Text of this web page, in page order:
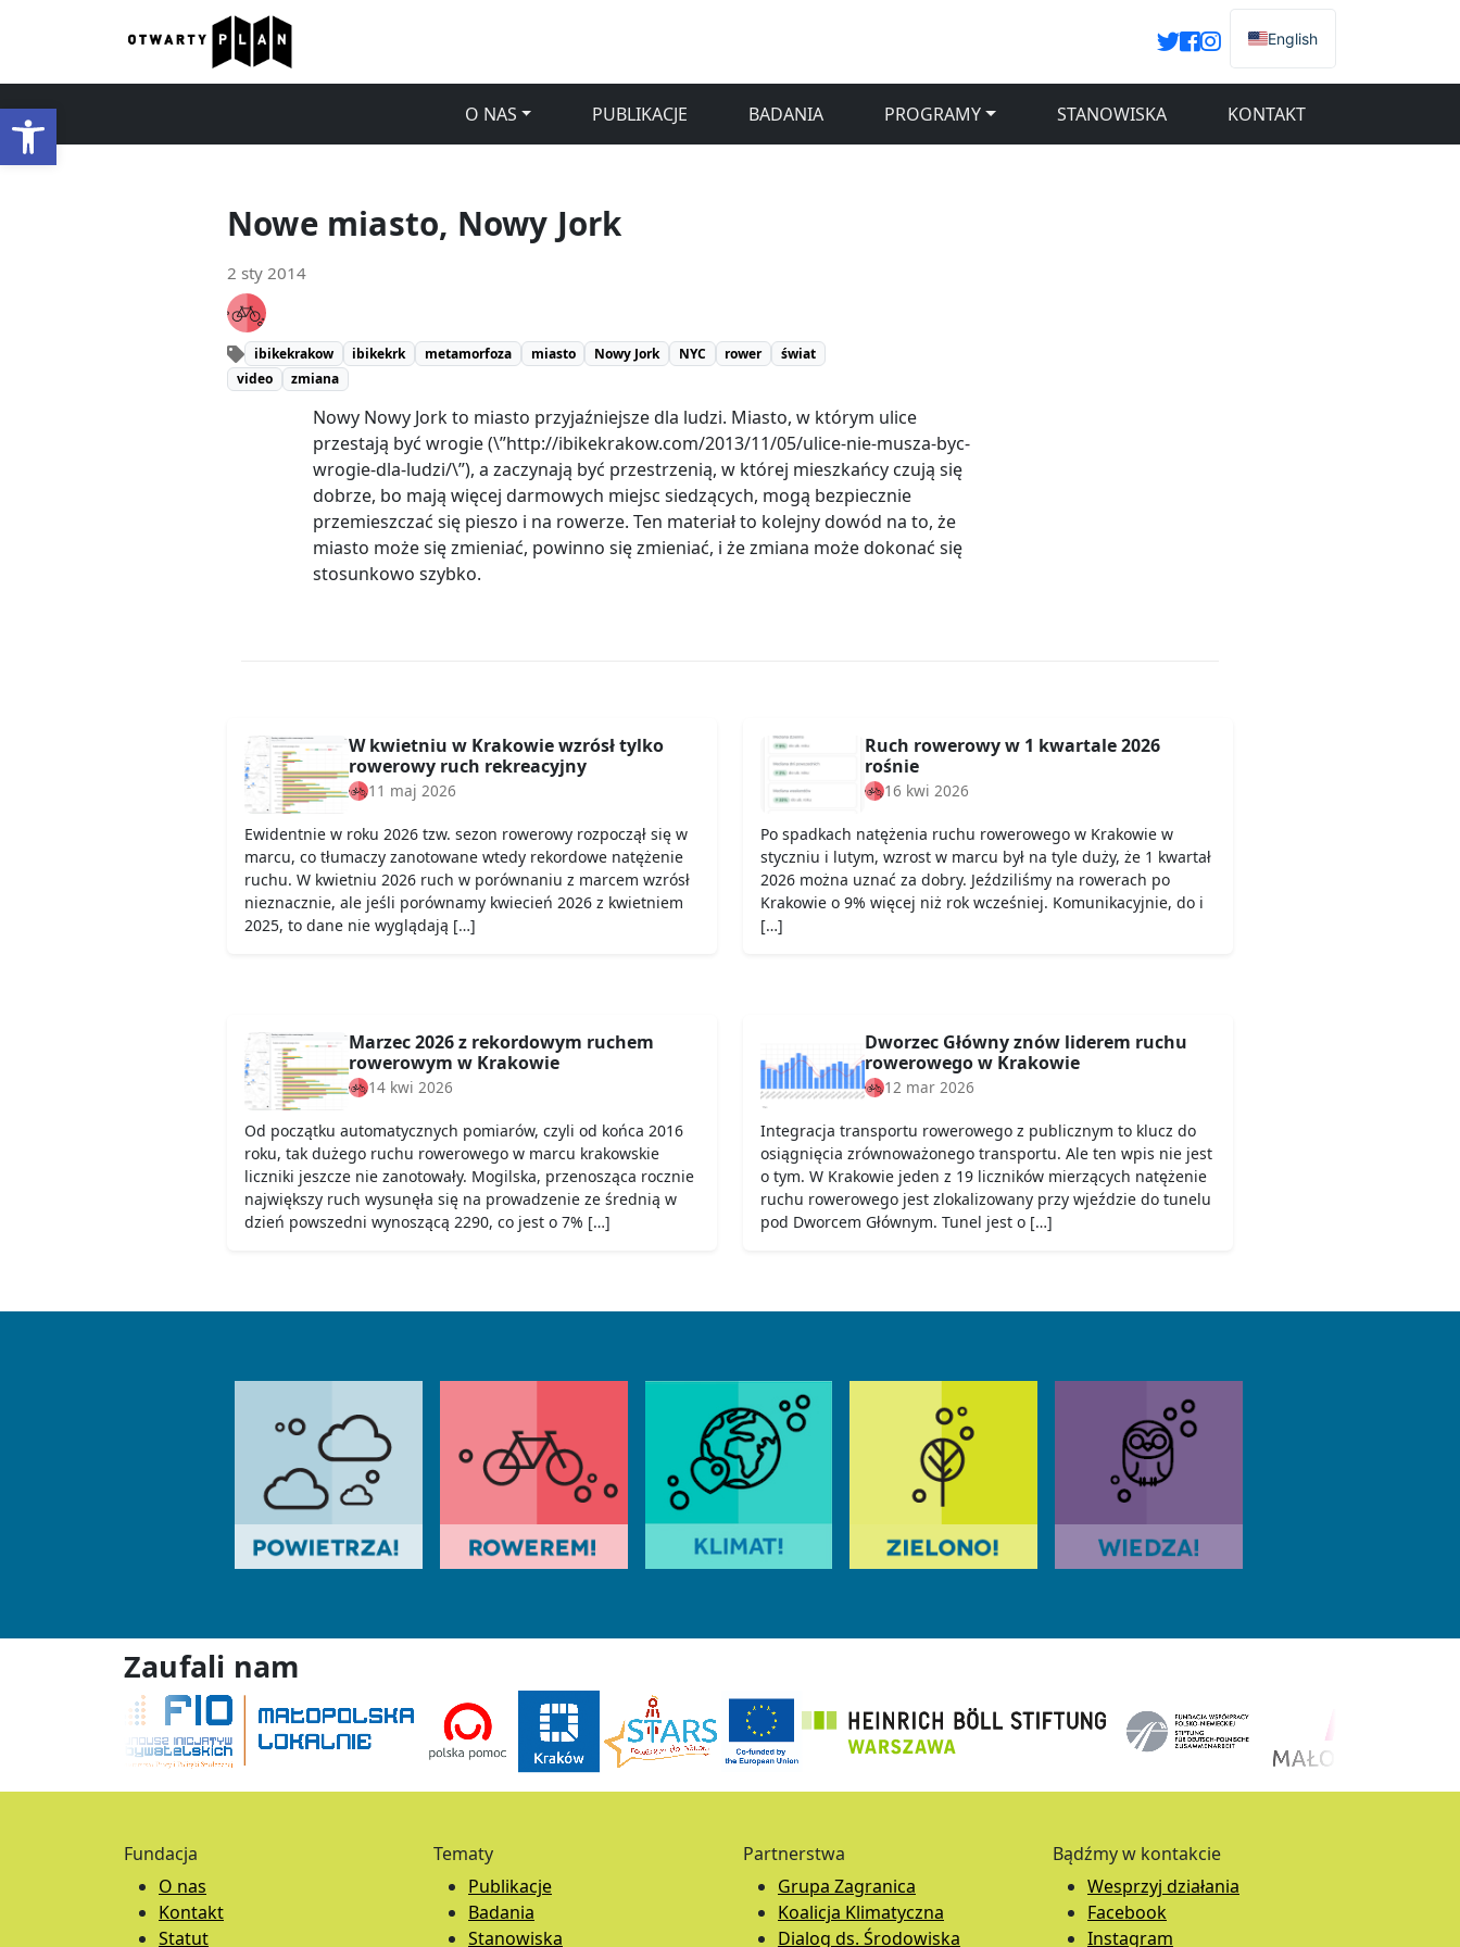
Otwórz pasek narzędzi
English
O NAS PUBLIKACJE BADANIA PROGRAMY STANOWISKA KONTAKT
Nowe miasto, Nowy Jork
2 sty 2014
ibikekrakow ibikekrk metamorfoza miasto Nowy Jork NYC rower
świat
video
zmiana
Nowy Nowy Jork to miasto przyjaźniejsze dla ludzi. Miasto, w którym ulice
przestają być wrogie (\”http://ibikekrakow.com/2013/11/05/ulice-nie-musza-byc-
wrogie-dla-ludzi/\”), a zaczynają być przestrzenią, w której mieszkańcy czują się
dobrze, bo mają więcej darmowych miejsc siedzących, mogą bezpiecznie
przemieszczać się pieszo i na rowerze. Ten materiał to kolejny dowód na to, że
miasto może się zmieniać, powinno się zmieniać, i że zmiana może dokonać się
stosunkowo szybko.
W kwietniu w Krakowie wzrósł tylko
rowerowy ruch rekreacyjny
11 maj 2026
Ewidentnie w roku 2026 tzw. sezon rowerowy rozpoczął się w
marcu, co tłumaczy zanotowane wtedy rekordowe natężenie
ruchu. W kwietniu 2026 ruch w porównaniu z marcem wzrósł
nieznacznie, ale jeśli porównamy kwiecień 2026 z kwietniem
2025, to dane nie wyglądają […]
Ruch rowerowy w 1 kwartale 2026
rośnie
16 kwi 2026
Po spadkach natężenia ruchu rowerowego w Krakowie w
styczniu i lutym, wzrost w marcu był na tyle duży, że 1 kwartał
2026 można uznać za dobry. Jeździliśmy na rowerach po
Krakowie o 9% więcej niż rok wcześniej. Komunikacyjnie, do i
[…]
Marzec 2026 z rekordowym ruchem
rowerowym w Krakowie
14 kwi 2026
Od początku automatycznych pomiarów, czyli od końca 2016
roku, tak dużego ruchu rowerowego w marcu krakowskie
liczniki jeszcze nie zanotowały. Mogilska, przenosząca rocznie
największy ruch wysunęła się na prowadzenie ze średnią w
dzień powszedni wynoszącą 2290, co jest o 7% […]
Dworzec Główny znów liderem ruchu
rowerowego w Krakowie
12 mar 2026
Integracja transportu rowerowego z publicznym to klucz do
osiągnięcia zrównoważonego transportu. Ale ten wpis nie jest
o tym. W Krakowie jeden z 19 liczników mierzących natężenie
ruchu rowerowego jest zlokalizowany przy wjeździe do tunelu
pod Dworcem Głównym. Tunel jest o […]
Zaufali nam
Fundacja
O nas
Kontakt
Statut
Tematy
Publikacje
Badania
Stanowiska
Partnerstwa
Grupa Zagranica
Koalicja Klimatyczna
Dialog ds. Środowiska
Bądźmy w kontakcie
Wesprzyj działania
Facebook
Instagram